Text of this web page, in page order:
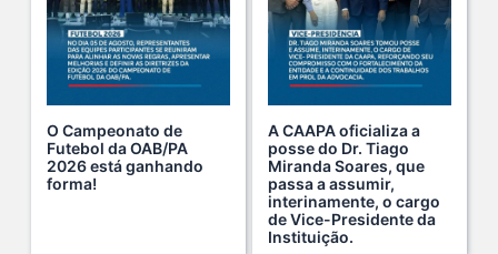
Ganhar tempo, automatizar tarefas e aumentar a pro s...
7 De Julho De 2026
Viajar pagando menos é simples — e agora faz pa s...
O Campeonato de
Futebol da OAB/PA
2026 está ganhando
forma!
A CAAPA oficializa a
posse do Dr. Tiago
Miranda Soares, que
passa a assumir,
interinamente, o cargo
de Vice-Presidente da
Instituição.